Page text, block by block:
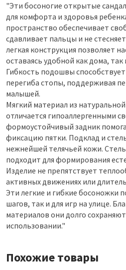
"Эти босоногие открытые
для комфорта и здоровья
пространство обеспечивает
сдавливает пальцы и не
легкая конструкция позволяет
оставаясь удобной как дома, так
Гибкость подошвы
перегиба стопы, поддерживая
малышей.
Мягкий материал из
отличается гипоаллергенными
формоустойчивый задник
фиксацию пятки. Подклад и
нежнейшей телячьей кожи.
подходит для формирования
Изделие не препятствует
активных движениях или
Эти легкие и гибкие босоножки
шагов, так и для игр на улице.
материалов они долго
использовании."
Похожие товары